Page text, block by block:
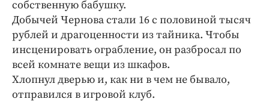
собственную бабушку.
Добычей Чернова стали 16 с половиной тысяч
рублей и драгоценности из тайника. Чтобы
инсценировать ограбление, он разбросал по
всей комнате вещи из шкафов.
Хлопнул дверью и, как ни в чем не бывало,
отправился в игровой клуб.